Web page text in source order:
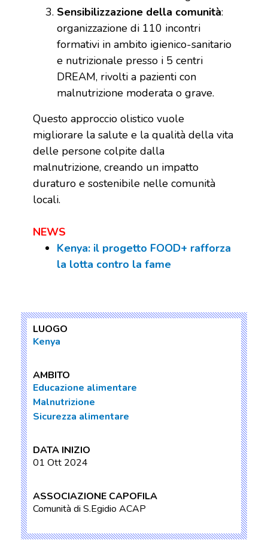
LUOGO
Kenya
AMBITO
Educazione alimentare
Malnutrizione
Sicurezza alimentare
DATA INIZIO
01 Ott 2024
ASSOCIAZIONE CAPOFILA
Comunità di S.Egidio ACAP
Sensibilizzazione della comunità:
organizzazione di 110 incontri
formativi in ambito igienico-sanitario
e nutrizionale presso i 5 centri
DREAM, rivolti a pazienti con
malnutrizione moderata o grave.
Questo approccio olistico vuole
migliorare la salute e la qualità della vita
delle persone colpite dalla
malnutrizione, creando un impatto
duraturo e sostenibile nelle comunità
locali.
NEWS
Kenya: il progetto FOOD+ rafforza
la lotta contro la fame